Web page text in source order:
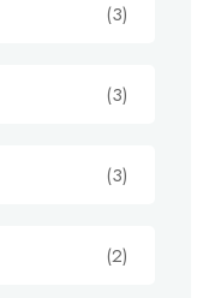
(3)
(3)
(3)
(2)